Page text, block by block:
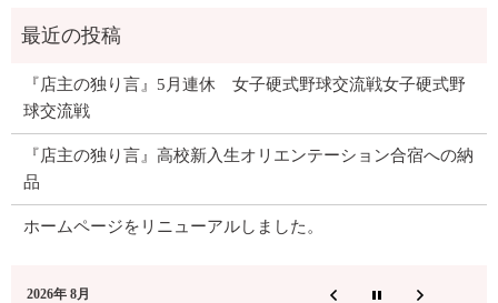
『店主の独り言』5月連休 女子硬式野球交流戦女子硬式野
球交流戦
『店主の独り言』高校新入生オリエンテーション合宿への納
品
ホームページをリニューアルしました。
2026年 8月